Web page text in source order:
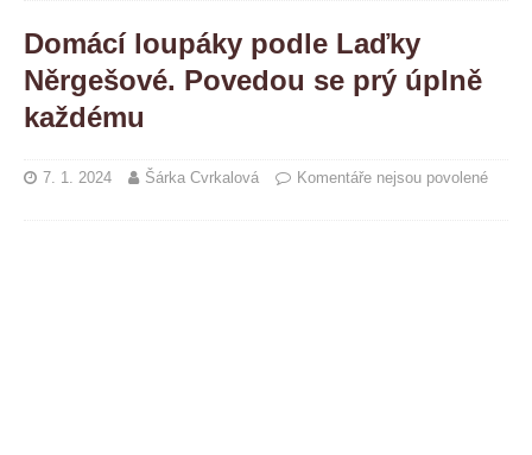
Domácí loupáky podle Laďky
Něrgešové. Povedou se prý úplně
každému
7. 1. 2024 Šárka Cvrkalová Komentáře nejsou povolené